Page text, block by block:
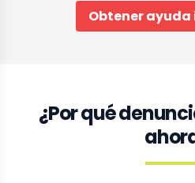
Obtener
¿Por qué